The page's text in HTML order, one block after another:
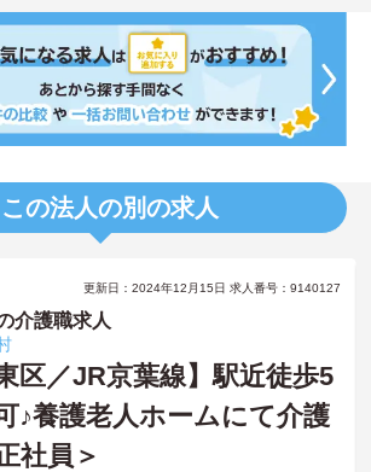
この法人の別の求人
更新日：2024年12月15日 求人番号：9140127
介護職求人
区／JR京葉線】駅近徒歩5
♪養護老人ホームにて介護
社員＞